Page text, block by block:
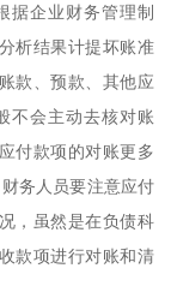
据企业财务管理制
析结果计提坏账准
款、预款、其他应
不会主动去核对账
付款项的对账更多
务人员要注意应付
，虽然是在负债科
款项进行对账和清